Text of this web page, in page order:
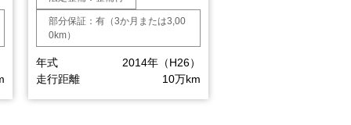
部分保証：有（3か月または3,00
0km）
年式
2014年（H26）
走行距離
10万km